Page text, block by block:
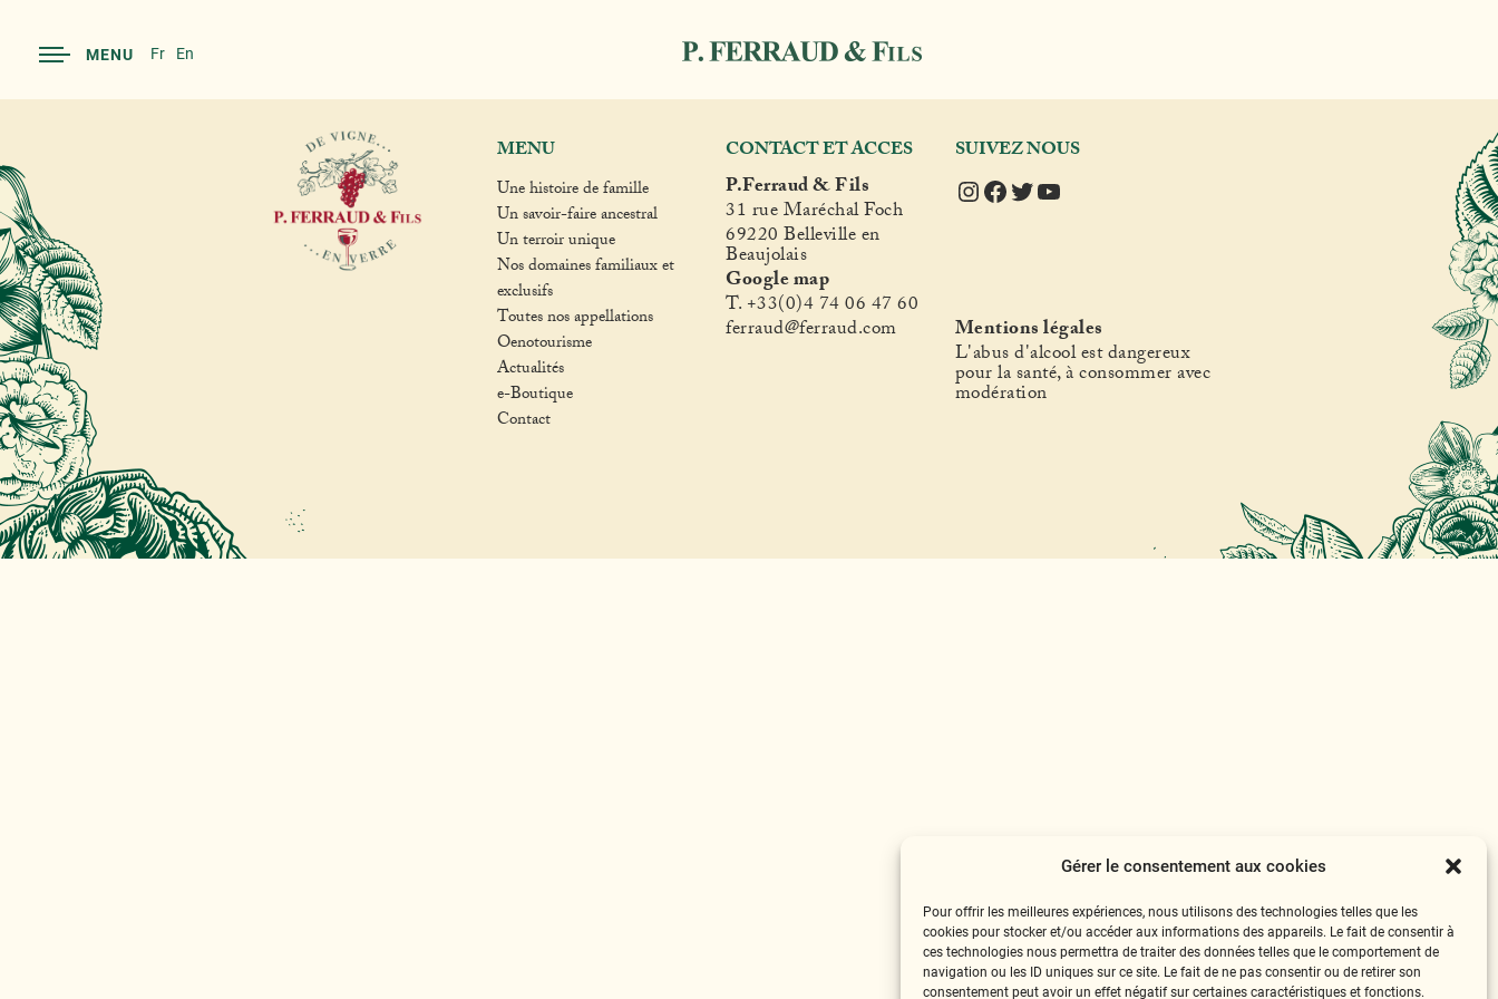
Gérer le consentement aux cookies
Pour offrir les meilleures expériences, nous utilisons des technologies telles que les
cookies pour stocker et/ou accéder aux informations des appareils. Le fait de consentir à
ces technologies nous permettra de traiter des données telles que le comportement de
navigation ou les ID uniques sur ce site. Le fait de ne pas consentir ou de retirer son
consentement peut avoir un effet négatif sur certaines caractéristiques et fonctions.
MENU Fr En
MENU
Une histoire de famille
Un savoir-faire ancestral
Un terroir unique
Nos domaines familiaux et
exclusifs
Toutes nos appellations
Oenotourisme
Actualités
e-Boutique
Contact
CONTACT ET ACCES
P.Ferraud & Fils
31 rue Maréchal Foch
69220 Belleville en
Beaujolais
Google map
T. +33(0)4 74 06 47 60
ferraud@ferraud.com
SUIVEZ NOUS
Instagram
Facebook
TwitterYouTube
Mentions légales
L'abus d'alcool est dangereux
pour la santé, à consommer avec
modération